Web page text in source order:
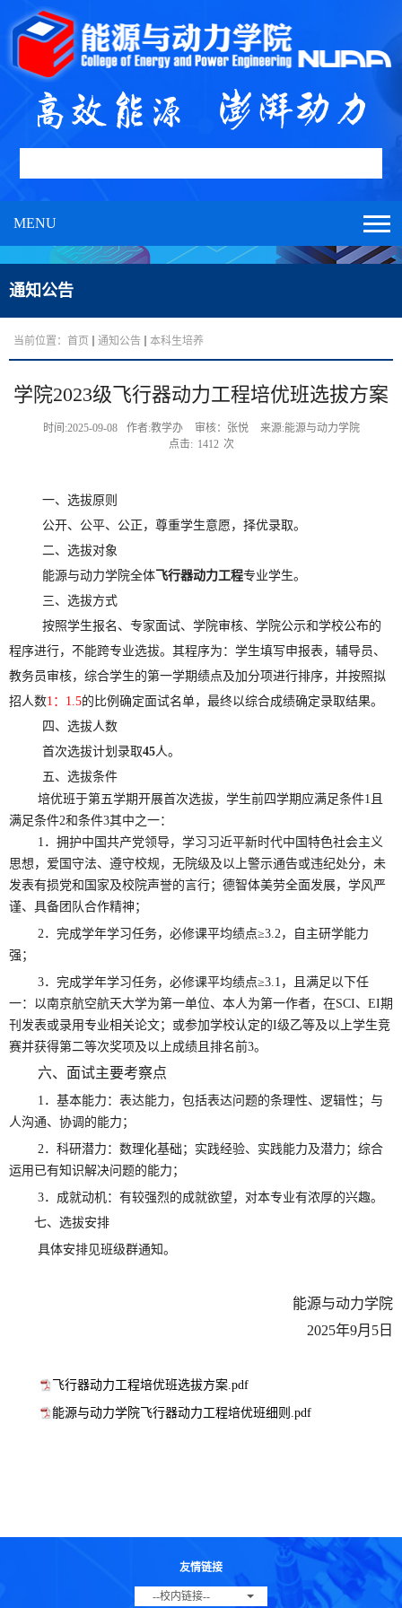
MENU
通知公告
当前位置： 首页 通知公告 本科生培养
学院2023级飞行器动力工程培优班选拔方案
时间:2025-09-08 作者:教学办 审核：张悦
来源:能源与动力学院
点击: 1412 次
一、选拔原则
公开、公平、公正，尊重学生意愿，择优录取。
二、选拔对象
能源与动力学院全体 飞行器动力工程专业学生。
三、选拔方式
按照学生报名、专家面试、学院审核、学院公示和学校公布的
程序进行，不能跨专业选拔。其程序为：学生填写申报表，辅导员、
教务员审核，综合学生的第一学期绩点及加分项进行排序，并按照拟
招人数1：1.5的比例确定面试名单，最终以综合成绩确定录取结果。
四、选拔人数
首次选拔计划录取45人。
五、选拔条件
培优班于第五学期开展首次选拔，学生前四学期应满足条件1且
满足条件2和条件3其中之一：
1．拥护中国共产党领导，学习习近平新时代中国特色社会主义
思想，爱国守法、遵守校规，无院级及以上警示通告或违纪处分，未
发表有损党和国家及校院声誉的言行；德智体美劳全面发展，学风严
谨、具备团队合作精神；
2．完成学年学习任务，必修课平均绩点≥3.2，自主研学能力
强；
3．完成学年学习任务，必修课平均绩点≥3.1，且满足以下任
一：以南京航空航天大学为第一单位、本人为第一作者，在SCI、EI期
刊发表或录用专业相关论文； 或参加学校认定的I级乙等及以上学生竞
赛并获得第二等次奖项及以上成绩且排名前3。
六、面试主要考察点
1．基本能力：表达能力，包括表达问题的条理性、逻辑性；与
人沟通、协调的能力；
2．科研潜力：数理化基础；实践经验、实践能力及潜力；综合
运用已有知识解决问题的能力；
3．成就动机：有较强烈的成就欲望，对本专业有浓厚的兴趣。
七、选拔安排
具体安排见班级群通知。
能源与动力学院
2025年9月5日
飞行器动力工程培优班选拔方案.pdf
能源与动力学院飞行器动力工程培优班细则.pdf
友情链接
--校内链接--